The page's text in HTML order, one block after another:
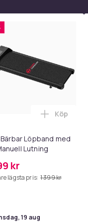
C 2m i varukorgen
USB-C till USB-C
Löpband med
Lutning
kr
lägsta pris: 1 399 kr
Lägg till
Köp
19 aug